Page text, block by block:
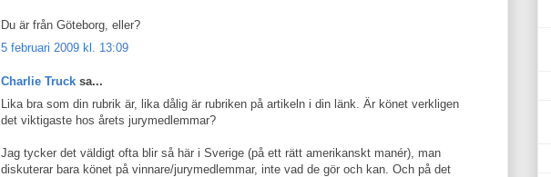
Du är från Göteborg, eller?
5 februari 2009 kl. 13:09
Charlie Truck sa...
Lika bra som din rubrik är, lika dålig är rubriken på artikeln i din länk. Är könet verkligen
det viktigaste hos årets jurymedlemmar?
Jag tycker det väldigt ofta blir så här i Sverige (på ett rätt amerikanskt manér), man
diskuterar bara könet på vinnare/jurymedlemmar, inte vad de gör och kan. Och på det